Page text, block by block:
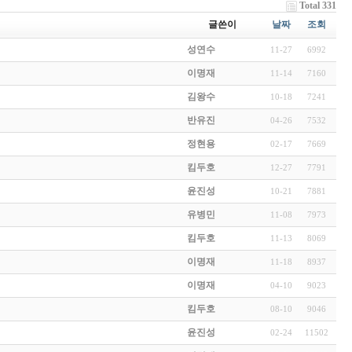
Total 331
글쓴이 날짜 조회
성연수 11-27 6992
이명재 11-14 7160
김왕수 10-18 7241
반유진 04-26 7532
정현용 02-17 7669
킴두호 12-27 7791
윤진성 10-21 7881
유병민 11-08 7973
킴두호 11-13 8069
이명재 11-18 8937
이명재 04-10 9023
킴두호 08-10 9046
윤진성 02-24 11502